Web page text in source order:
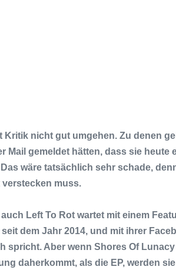
nicht gut umgehen. Zu denen
gemeldet hätten, dass sie heute
wäre tatsächlich sehr schade,
muss.
Left To Rot wartet mit einem
dem Jahr 2014, und mit ihrer
spricht. Aber wenn Shores Of Lunacy
daherkommt, als die EP, werden